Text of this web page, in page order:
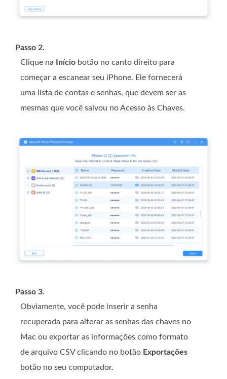
Passo 2.
Clique na
Início botão no canto direito para
começar a escanear seu iPhone. Ele fornecerá
uma lista de contas e senhas, que devem ser as
mesmas que você salvou no Acesso às Chaves.
Passo 3.
Obviamente, você pode inserir a senha
recuperada para alterar as senhas das chaves no
Mac ou exportar as informações como formato
de arquivo CSV clicando no botão Exportações
botão no seu computador.